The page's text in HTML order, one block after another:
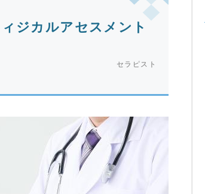
ジカルアセスメント
セラピスト